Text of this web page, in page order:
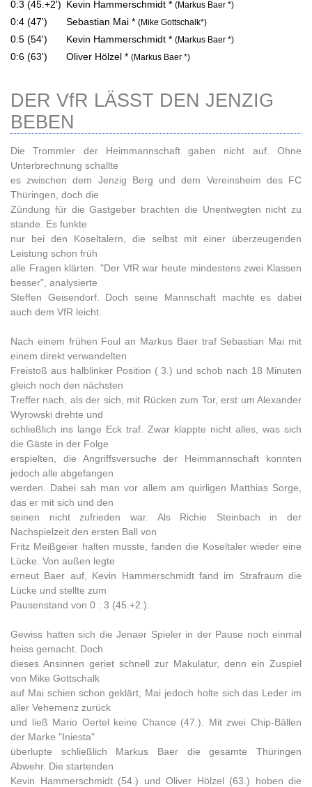
0:3 (45.+2') Kevin Hammerschmidt * (Markus Baer *)
0:4 (47') Sebastian Mai * (Mike Gottschalk*)
0:5 (54') Kevin Hammerschmidt * (Markus Baer *)
0:6 (63') Oliver Hölzel * (Markus Baer *)
DER VfR LÄSST DEN JENZIG
BEBEN
Die Trommler der Heimmannschaft gaben nicht auf. Ohne
Unterbrechnung schallte
es zwischen dem Jenzig Berg und dem Vereinsheim des FC
Thüringen, doch die
Zündung für die Gastgeber brachten die Unentwegten nicht zu
stande. Es funkte
nur bei den Koseltalern, die selbst mit einer überzeugenden
Leistung schon früh
alle Fragen klärten. "Der VfR war heute mindestens zwei Klassen
besser", analysierte
Steffen Geisendorf. Doch seine Mannschaft machte es dabei
auch dem VfR leicht.
Nach einem frühen Foul an Markus Baer traf Sebastian Mai mit
einem direkt verwandelten
Freistoß aus halblinker Position ( 3.) und schob nach 18 Minuten
gleich noch den nächsten
Treffer nach, als der sich, mit Rücken zum Tor, erst um Alexander
Wyrowski drehte und
schließlich ins lange Eck traf. Zwar klappte nicht alles, was sich
die Gäste in der Folge
erspielten, die Angriffsversuche der Heimmannschaft konnten
jedoch alle abgefangen
werden. Dabei sah man vor allem am quirligen Matthias Sorge,
das er mit sich und den
seinen nicht zufrieden war. Als Richie Steinbach in der
Nachspielzeit den ersten Ball von
Fritz Meißgeier halten musste, fanden die Koseltaler wieder eine
Lücke. Von außen legte
erneut Baer auf, Kevin Hammerschmidt fand im Strafraum die
Lücke und stellte zum
Pausenstand von 0 : 3 (45.+2.).
Gewiss hatten sich die Jenaer Spieler in der Pause noch einmal
heiss gemacht. Doch
dieses Ansinnen geriet schnell zur Makulatur, denn ein Zuspiel
von Mike Gottschalk
auf Mai schien schon geklärt, Mai jedoch holte sich das Leder im
aller Vehemenz zurück
und ließ Mario Oertel keine Chance (47.). Mit zwei Chip-Bällen
der Marke "Iniesta"
überlupte schließlich Markus Baer die gesamte Thüringen
Abwehr. Die startenden
Kevin Hammerschmidt (54.) und Oliver Hölzel (63.) hoben die